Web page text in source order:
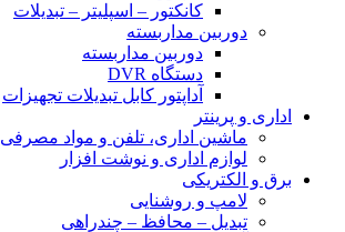
کانکتور – اسپلیتر – تبدیلات
دوربین مداربسته
دوربین مداربسته
دستگاه DVR
آداپتور کابل تبدیلات تجهیزات
اداری و پرینتر
ماشین اداری، تلفن و مواد مصرفی
لوازم اداری و نوشت افزار
برق و الکتریکی
لامپ و روشنایی
تبدیل – محافظ – چندراهی